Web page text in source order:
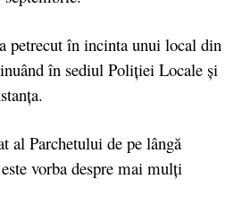
petrecut în incinta unui local din
în sediul Poliţiei Locale şi
al Parchetului de pe lângă
vorba despre mai mulți